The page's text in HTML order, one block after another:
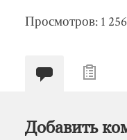
Просмотров: 1 256
Добавить